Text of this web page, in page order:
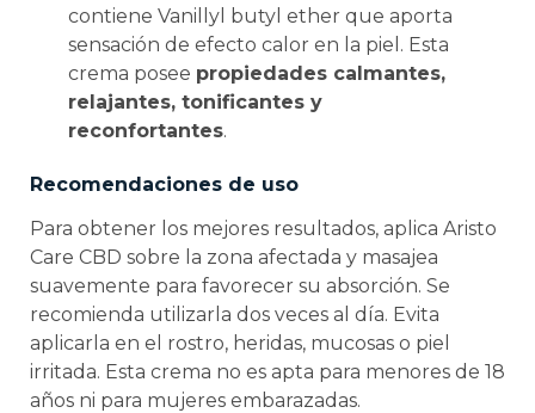
contiene Vanillyl butyl ether que aporta
sensación de efecto calor en la piel. Esta
crema posee propiedades calmantes,
relajantes, tonificantes y
reconfortantes.
Recomendaciones de uso
Para obtener los mejores resultados, aplica Aristo
Care CBD sobre la zona afectada y masajea
suavemente para favorecer su absorción. Se
recomienda utilizarla dos veces al día. Evita
aplicarla en el rostro, heridas, mucosas o piel
irritada. Esta crema no es apta para menores de 18
años ni para mujeres embarazadas.